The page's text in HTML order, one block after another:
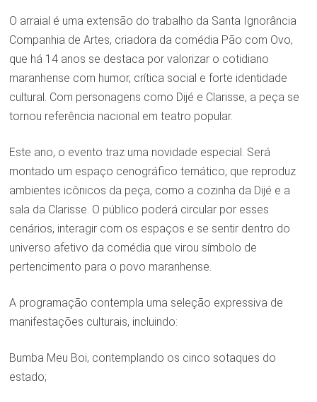
O arraial é uma extensão do trabalho da Santa Ignorância
Companhia de Artes, criadora da comédia Pão com Ovo,
que há 14 anos se destaca por valorizar o cotidiano
maranhense com humor, crítica social e forte identidade
cultural. Com personagens como Dijé e Clarisse, a peça se
tornou referência nacional em teatro popular.
Este ano, o evento traz uma novidade especial. Será
montado um espaço cenográfico temático, que reproduz
ambientes icônicos da peça, como a cozinha da Dijé e a
sala da Clarisse. O público poderá circular por esses
cenários, interagir com os espaços e se sentir dentro do
universo afetivo da comédia que virou símbolo de
pertencimento para o povo maranhense.
A programação contempla uma seleção expressiva de
manifestações culturais, incluindo:
Bumba Meu Boi, contemplando os cinco sotaques do
estado;